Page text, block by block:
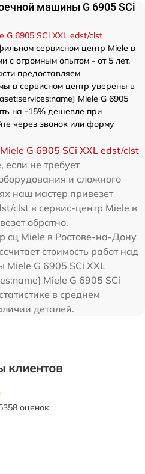
машины G 6905 SCi
G 6905 SCi XXL edst/clst
сервисном центр Miele в
с огромным опытом - от 5 лет.
предоставляем
в сервисном центр уверены в
Miele G 6905
на -15% дешевле при
через звонок или форму
G 6905 SCi XXL edst/clst
если не требует
и сложного
наш мастер привезет
clst в сервис-центр Miele в
обратно.
сц Miele в Ростове-на-Дону
стоимость работ над
G 6905 SCi XXL
Miele G 6905 SCi
в среднем
деталей.
клиентов
оценок